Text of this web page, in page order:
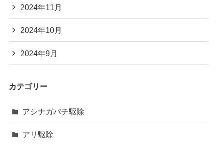
2024年11月
2024年10月
2024年9月
カテゴリー
アシナガバチ駆除
アリ駆除